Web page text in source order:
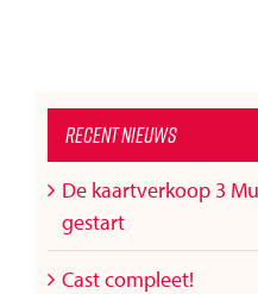
Recent nieuws
De kaartverkoop 3
gestart
Cast compleet!